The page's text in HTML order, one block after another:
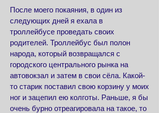
После моего покаяния, в один из
следующих дней я ехала в
троллейбусе проведать своих
родителей. Троллейбус был полон
народа, который возвращался с
городского центрального рынка на
автовокзал и затем в свои сёла. Какой-
то старик поставил свою корзину у моих
ног и зацепил ею колготы. Раньше, я бы
очень бурно отреагировала на такое, то